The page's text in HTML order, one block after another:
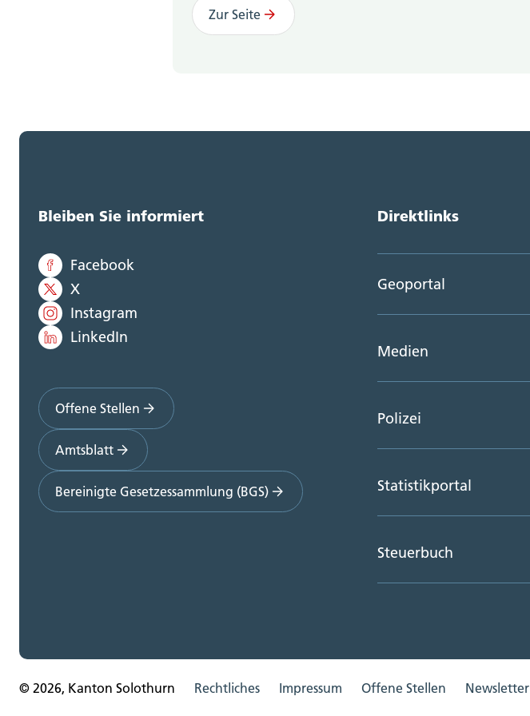
Zur Seite
Bleiben Sie informiert
Facebook
X
Instagram
LinkedIn
Offene Stellen
Amtsblatt
Bereinigte Gesetzessammlung (BGS)
Direktlinks
Geoportal
Medien
Polizei
Statistikportal
Steuerbuch
© 2026, Kanton Solothurn Rechtliches Impressum Offene Stellen Newsletter